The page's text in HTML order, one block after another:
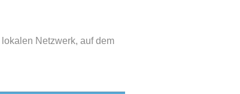
Netzwerk, auf dem